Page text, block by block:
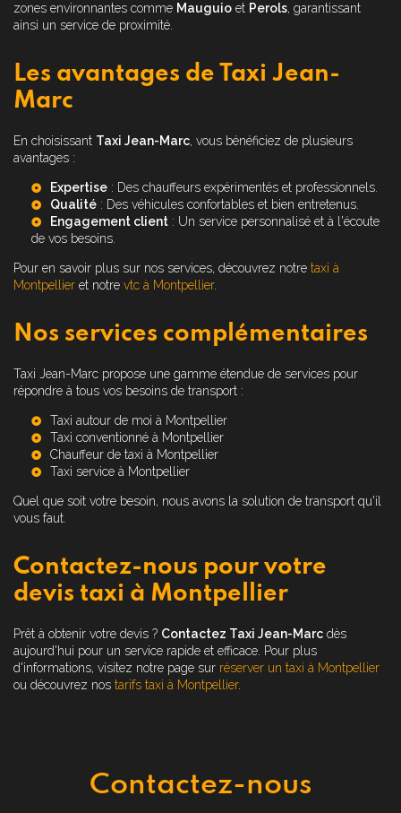
zones environnantes comme Mauguio et Perols, garantissant
ainsi un service de proximité.
Les avantages de Taxi Jean-
Marc
En choisissant Taxi Jean-Marc, vous bénéficiez de plusieurs
avantages :
Expertise : Des chauffeurs expérimentés et professionnels.
Qualité : Des véhicules confortables et bien entretenus.
Engagement client : Un service personnalisé et à l'écoute
de vos besoins.
Pour en savoir plus sur nos services, découvrez notre taxi à
Montpellier et notre vtc à Montpellier.
Nos services complémentaires
Taxi Jean-Marc propose une gamme étendue de services pour
répondre à tous vos besoins de transport :
Taxi autour de moi à Montpellier
Taxi conventionné à Montpellier
Chauffeur de taxi à Montpellier
Taxi service à Montpellier
Quel que soit votre besoin, nous avons la solution de transport qu'il
vous faut.
Contactez-nous pour votre
devis taxi à Montpellier
Prêt à obtenir votre devis ? Contactez Taxi Jean-Marc dès
aujourd'hui pour un service rapide et efficace. Pour plus
d'informations, visitez notre page sur réserver un taxi à Montpellier
ou découvrez nos tarifs taxi à Montpellier.
Contactez-nous